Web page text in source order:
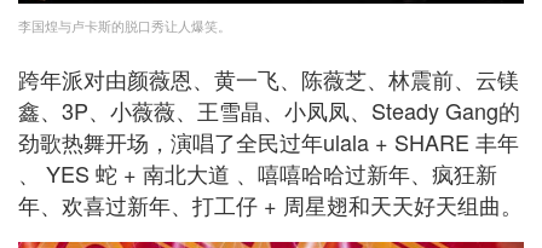
李国煌与卢卡斯的脱口秀让人爆笑。
跨年派对由颜薇恩、黄一飞、陈薇芝、林震前、云镁
鑫、3P、小薇薇、王雪晶、小凤凤、Steady Gang的
劲歌热舞开场，演唱了全⺠过年ulala + SHARE 丰年
、 YES 蛇 + 南北⼤道 、嘻嘻哈哈过新年、疯狂新
年、欢喜过新年、打工仔 + 周星翅和天天好天组曲。